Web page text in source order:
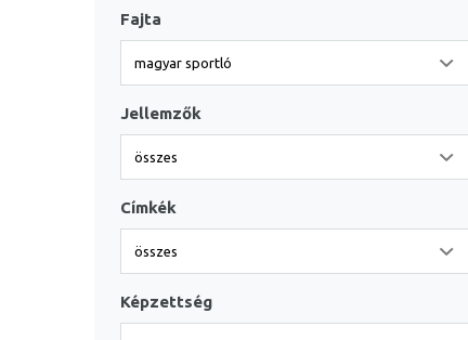
Fajta
Jellemzők
Címkék
Képzettség